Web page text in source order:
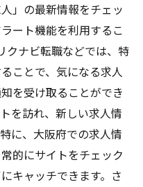
」の最新情報をチェッ
ート機能を利用するこ
クナビ転職などでは、特
ことで、気になる求人
を受け取ることができ
を訪れ、新しい求人情
に、大阪府での求人情
的にサイトをチェック
キャッチできます。さ